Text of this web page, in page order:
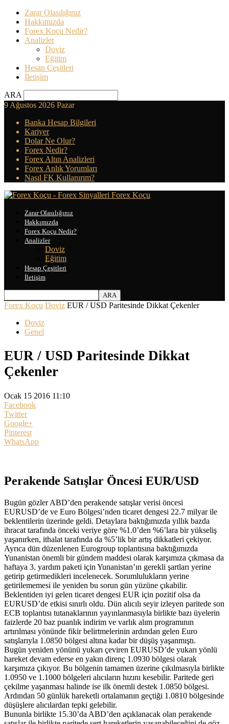
Zarar Olasılığınız
Hakkımızda
Forex Koçu Nedir?
Analizler
Doviz
Eğitim
Hesap Çeşitleri
İletişim
ARA
9 Ağustos 2026 Pazar
Banka Hesap Bilgileri
Kariyer
Dolar Ne Olur?
Forex Nedir?
Forex Altın Analizleri
Forex Anlık Yorumları
Nasıl FK Kullanırım?
Forex Koçu
Zarar Olasılığınız
Hakkımızda
Forex Koçu Nedir?
Analizler
Doviz
Eğitim
Hesap Çeşitleri
İletişim
Forex Koçu Doviz EUR / USD Paritesinde Dikkat Çekenler
Doviz
Genel
EUR / USD Paritesinde Dikkat
Çekenler
Ocak 15 2016 11:10
Facebook
Twitter
Google+
Pinterest
WhatsApp
Perakende Satışlar Öncesi EUR/USD
Bugün gözler ABD’den perakende satışlar verisi öncesi
EURUSD’de ve Euro Bölgesi’nden ticaret dengesi 22.7 milyar ile
beklentilerin üzerinde geldi. Detaylara baktığımızda yıllık bazda
ihracat tarafında önceki veriye göre %1.0’den %6’lara bir yükseliş
yaşanırken, ithalat tarafında da %5’lik bir artış dikkatleri çekiyor.
Ayrıca dün düzenlenen Eurogroup toplantısına baktığımızda
Yunanistan önemli bir gündem maddesi olarak karşımıza çıkmasa da
haftaya 3. yardım paketi için Yunanistan’ın gerekli şartları yerine
getirip getirmedikleri incelenecek. Sorumlulukların yerine
getirilememesi ile yeniden bu sorun gün yüzüne çıkabilir.
Beklentiden iyi gelen ticaret dengesi EUR için pozitif olsa da
EURUSD’de etkisi sınırlı oldu. Dün alıcılı seyir izleyen paritede son
ECB toplantısı tutanaklarının yayınlanmasıyla birlikte bazı üyelerin
faizlerde 20 baz puanlık indirim ve varlık alım programının
artırılması yönünde fikir belirtmelerinin ardından gelen Euro
satışlarıyla 1.0850 bölgesi altına kadar bir düşüş yaşanmıştı.
Bugün yeniden yönünü yukarı çeviren EURUSD’de yukarı yönlü
hareket devam ederse en yakın direnç 1.0930 bölgesi olarak
karşımıza çıkıyor. Bu bölgenin tamamen üzerine çıkılmasıyla birlikte
1.0950 ve 1.1000 bölgeleri alıcıların hızını kesebilir. Paritede geri
çekilme yaşanması halinde ise ilk önemli destek 1.0850 bölgesi.
Ardından 50 günlük hareketli ortalamanın geçtiği 1.0810 bölgesinde
düşüşlere alıcılardan tepki gelebilir.
Bununla birlikte 15.30’da ABD’den açıklanacak olan perakende